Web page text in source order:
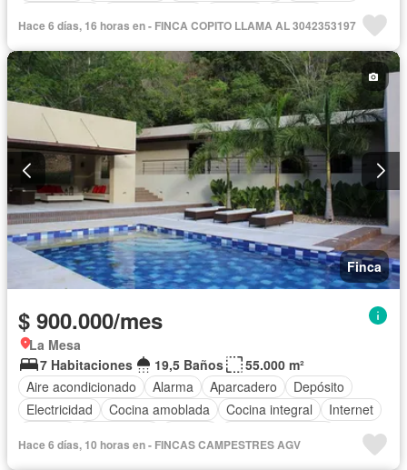
Gas natural
Estudio
Vista panorámica
Cuarto de servicio
Terraza Agua
Tanque de agua
Patio
Área infantil
Vigilante
Acceso para personas con discapacidad
Jardín
Barbecue
Caseta de vigilancia Gimnasio
Sauna
Seguridad privada
Piscina
Permite mascotas
Permite niños
Solo familias
Hace 6 días, 16 horas en - FINCA COPITO LLAMA AL 3042353197
Finca
$ 900.000/mes
La Mesa
7 Habitaciones
19,5 Baños
55.000 m²
Aire acondicionado
Alarma Aparcadero
Depósito
Electricidad
Cocina amoblada Cocina integral
Internet
Cuarto de servicio
Agua Tanque de agua
Área infantil
Hace 6 días, 10 horas en - FINCAS CAMPESTRES AGV